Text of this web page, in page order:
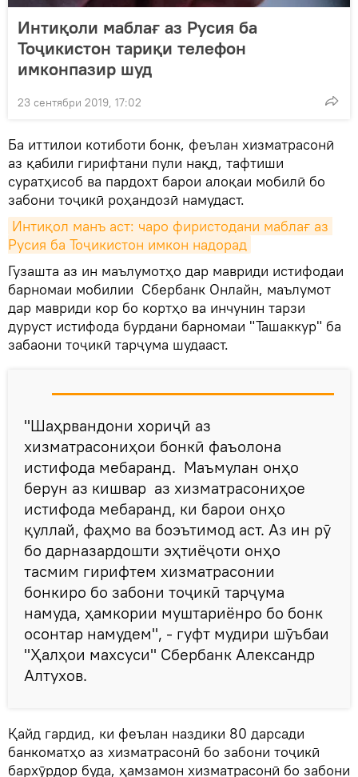
Интиқоли маблағ аз Русия ба
Тоҷикистон тариқи телефон
имконпазир шуд
23 сентябри 2019, 17:02
Ба иттилои котиботи бонк, феълан хизматрасонӣ
аз қабили гирифтани пули нақд, тафтиши
суратҳисоб ва пардохт барои алоқаи мобилӣ бо
забони тоҷикӣ роҳандозӣ намудаст.
Интиқол манъ аст: чаро фиристодани маблағ аз
Русия ба Тоҷикистон имкон надорад
Гузашта аз ин маълумотҳо дар мавриди истифодаи
барномаи мобилии Сбербанк Онлайн, маълумот
дар мавриди кор бо кортҳо ва инчунин тарзи
дуруст истифода бурдани барномаи "Ташаккур" ба
забаони тоҷикӣ тарҷума шудааст.
"Шаҳрвандони хориҷӣ аз
хизматрасониҳои бонкӣ фаъолона
истифода мебаранд. Маъмулан онҳо
берун аз кишвар аз хизматрасониҳое
истифода мебаранд, ки барои онҳо
қуллай, фаҳмо ва боэътимод аст. Аз ин рӯ
бо дарназардошти эҳтиёҷоти онҳо
тасмим гирифтем хизматрасонии
бонкиро бо забони тоҷикӣ тарҷума
намуда, ҳамкории муштариёнро бо бонк
осонтар намудем", - гуфт мудири шӯъбаи
"Ҳалҳои махсуси" Сбербанк Александр
Алтухов.
Қайд гардид, ки феълан наздики 80 дарсади
банкоматҳо аз хизматрасонӣ бо забони тоҷикӣ
бархӯрдор буда, ҳамзамон хизматрасонӣ бо забони